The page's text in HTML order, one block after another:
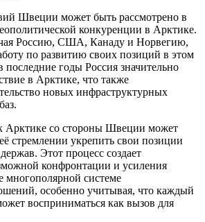
Швеции может быть рассмотрено в
конкуренции в Арктике.
Россию, США, Канаду и Норвегию,
по развитию своих позиций в этом
годы Россия значительно
в Арктике, что также
новых инфраструктурных
Арктике со стороны Швеции может
стремлении укрепить свои позиции
Этот процесс создает
конфронтации и усиления
многополярной системе
особенно учитывая, что каждый
восприниматься как вызов для